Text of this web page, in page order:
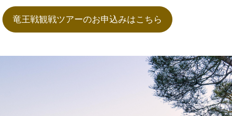
竜王戦観戦ツアーのお申込みはこちら